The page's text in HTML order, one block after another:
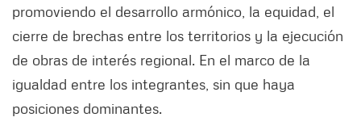
promoviendo el desarrollo armónico, la equidad, el
cierre de brechas entre los territorios y la ejecución
de obras de interés regional. En el marco de la
igualdad entre los integrantes, sin que haya
posiciones dominantes.